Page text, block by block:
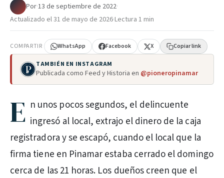
Por·13 de septiembre de 2022·
Actualizado el31 de mayo de 2026·Lectura 1 min
COMPARTIR WhatsApp Facebook X Copiar link
TAMBIÉN EN INSTAGRAM
Publicada como Feed y Historia en @pioneropinamar
E n unos pocos segundos, el delincuente
ingresó al local, extrajo el dinero de la caja
registradora y se escapó, cuando el local que la
firma tiene en Pinamar estaba cerrado el domingo
cerca de las 21 horas. Los dueños creen que el